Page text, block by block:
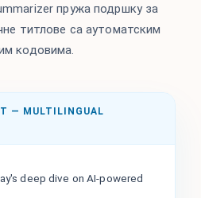
пружа подршку за
титлове са аутоматским
кодовима.
— MULTILINGUAL
deep dive on AI-powered